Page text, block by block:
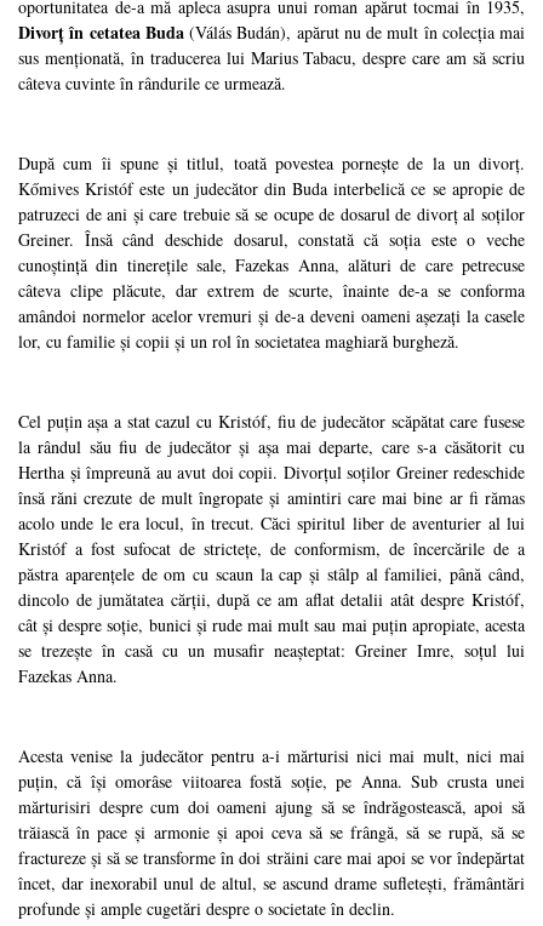
oportunitatea de-a mă apleca asupra unui roman apărut tocmai în 1935,
Divorț în cetatea Buda(Válás Budán), apărut nu de mult în colecția mai
sus menționată, în traducerea lui Marius Tabacu, despre care am să scriu
câteva cuvinte în rândurile ce urmează.
După cum îi spune și titlul, toată povestea pornește de la un divorț.
Kőmives Kristóf este un judecător din Buda interbelică ce se apropie de
patruzeci de ani și care trebuie să se ocupe de dosarul de divorț al soților
Greiner. Însă când deschide dosarul, constată că soția este o veche
cunoștință din tinerețile sale, Fazekas Anna, alături de care petrecuse
câteva clipe plăcute, dar extrem de scurte, înainte de-a se conforma
amândoi normelor acelor vremuri și de-a deveni oameni așezați la casele
lor, cu familie și copii și un rol în societatea maghiară burgheză.
Cel puțin așa a stat cazul cu Kristóf, fiu de judecător scăpătat care fusese
la rândul său fiu de judecător și așa mai departe, care s-a căsătorit cu
Hertha și împreună au avut doi copii. Divorțul soților Greiner redeschide
însă răni crezute de mult îngropate și amintiri care mai bine ar fi rămas
acolo unde le era locul, în trecut. Căci spiritul liber de aventurier al lui
Kristóf a fost sufocat de strictețe, de conformism, de încercările de a
păstra aparențele de om cu scaun la cap și stâlp al familiei, până când,
dincolo de jumătatea cărții, după ce am aflat detalii atât despre Kristóf,
cât și despre soție, bunici și rude mai mult sau mai puțin apropiate, acesta
se trezește în casă cu un musafir neașteptat: Greiner Imre, soțul lui
Fazekas Anna.
Acesta venise la judecător pentru a-i mărturisi nici mai mult, nici mai
puțin, că își omorâse viitoarea fostă soție, pe Anna. Sub crusta unei
mărturisiri despre cum doi oameni ajung să se îndrăgostească, apoi să
trăiască în pace și armonie și apoi ceva să se frângă, să se rupă, să se
fractureze și să se transforme în doi străini care mai apoi se vor îndepărtat
încet, dar inexorabil unul de altul, se ascund drame sufletești, frământări
profunde și ample cugetări despre o societate în declin.